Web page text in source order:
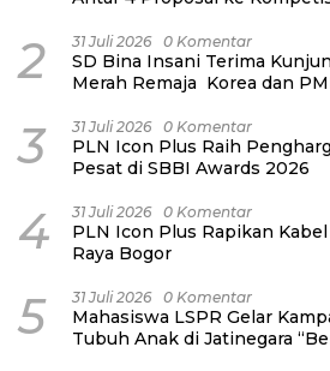
2 31 Juli 2026 0 Komentar
SD Bina Insani Terima
Merah Remaja Korea dan
3 31 Juli 2026 0 Komentar
PLN Icon Plus Raih
Pesat di SBBI Awards 2026
4 31 Juli 2026 0 Komentar
PLN Icon Plus Rapikan
Raya Bogor
5 31 Juli 2026 0 Komentar
Mahasiswa LSPR Gelar
Tubuh Anak di Jatinegara